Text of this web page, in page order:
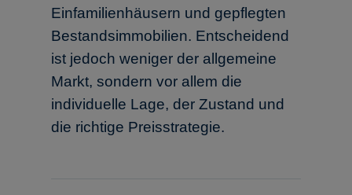
Einfamilienhäusern und gepflegten
Bestandsimmobilien. Entscheidend
ist jedoch weniger der allgemeine
Markt, sondern vor allem die
individuelle Lage, der Zustand und
die richtige Preisstrategie.